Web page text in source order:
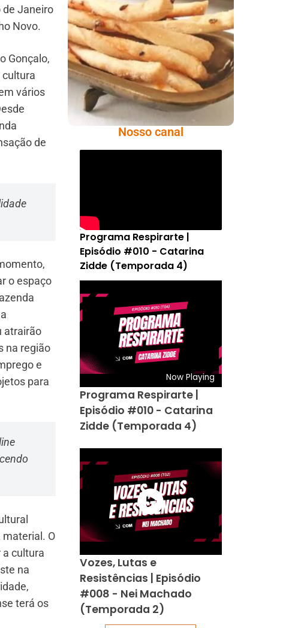
de Janeiro
Novo.
Gonçalo,
vários
de
o espaço
atrairão
na região
e
para
O
a cultura
na
terá os
Comer Bem:
Palitinhos De Cebola
E Salsa
Nosso canal
Programa Respirarte |
Episódio #010 - Catarina
Zidde (Temporada 4)
Now Playing
Programa Respirarte |
Episódio #010 - Catarina
Zidde (Temporada 4)
Vozes, Lutas e
Resistências | Episódio
#008 - Nei Machado
(Temporada 2)